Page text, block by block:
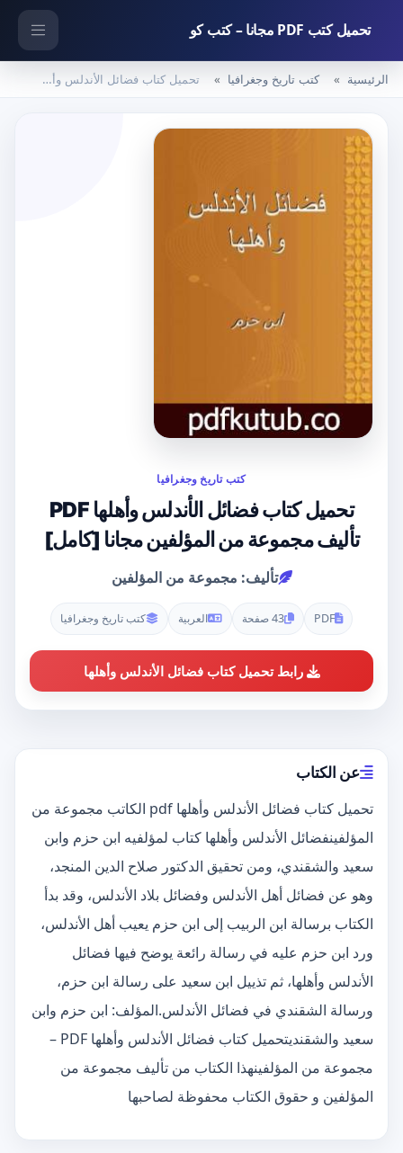
تحميل كتب PDF مجانا – كتب كو
الرئيسية كتب تاريخ وجغرافيا تحميل كتاب فضائل الأندلس وأهلها PDF تأليف مجموعة من المؤلفين مجانا [كامل]
كتب تاريخ وجغرافيا
تحميل كتاب فضائل الأندلس وأهلها PDF
تأليف مجموعة من المؤلفين مجانا [كامل]
تأليف: مجموعة من المؤلفين
PDF 43 صفحة العربية كتب تاريخ وجغرافيا
رابط تحميل كتاب فضائل الأندلس وأهلها
عن الكتاب
تحميل كتاب فضائل الأندلس وأهلها pdf الكاتب مجموعة من
المؤلفينفضائل الأندلس وأهلها كتاب لمؤلفيه ابن حزم وابن
سعيد والشقندي، ومن تحقيق الدكتور صلاح الدين المنجد،
وهو عن فضائل أهل الأندلس وفضائل بلاد الأندلس، وقد بدأ
الكتاب برسالة ابن الربيب إلى ابن حزم يعيب أهل الأندلس،
ورد ابن حزم عليه في رسالة رائعة يوضح فيها فضائل
الأندلس وأهلها، ثم تذييل ابن سعيد على رسالة ابن حزم،
ورسالة الشقندي في فضائل الأندلس.المؤلف: ابن حزم وابن
سعيد والشقنديتحميل كتاب فضائل الأندلس وأهلها PDF –
مجموعة من المؤلفينهذا الكتاب من تأليف مجموعة من
المؤلفين و حقوق الكتاب محفوظة لصاحبها